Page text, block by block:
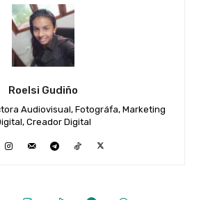
Roelsi Gudiño
Audiovisual, Fotográfa, Marketing
Creador Digital